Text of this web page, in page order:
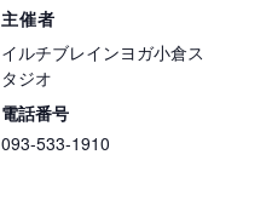
主催者
イルチブレインヨガ小倉ス
タジオ
電話番号
093-533-1910